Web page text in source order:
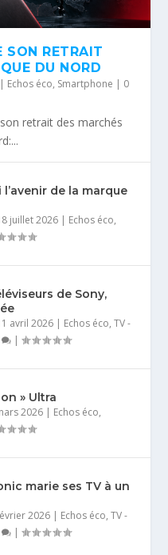
SON RETRAIT
DU NORD
| Echos éco, Smartphone | 0
retrait des marchés
de la marque
juillet 2026 | Echos éco,
de Sony,
avril 2026 | Echos éco,TV -
|
» Ultra
2026 | Echos éco,
marie ses TV à un
2026 | Echos éco,TV -
|